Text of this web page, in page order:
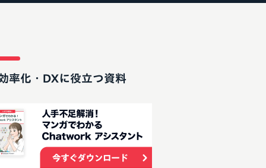
率化・DXに役立つ資料